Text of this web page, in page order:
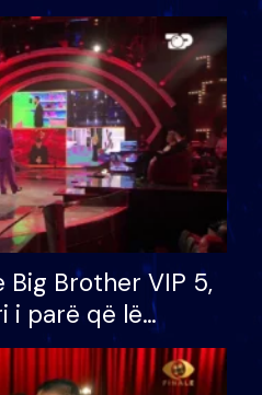
Big Brother VIP 5,
i parë që lë
mundësinë për
madh